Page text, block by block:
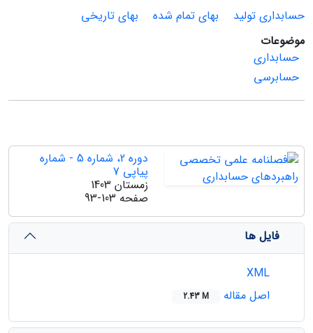
حسابداری تولید
بهای تمام شده
بهای تاریخی
موضوعات
حسابداری
حسابرسی
دوره 2، شماره 5 - شماره
پیاپی 7
زمستان 1403
صفحه 93-103
فایل ها
اصل مقاله
2.43 M